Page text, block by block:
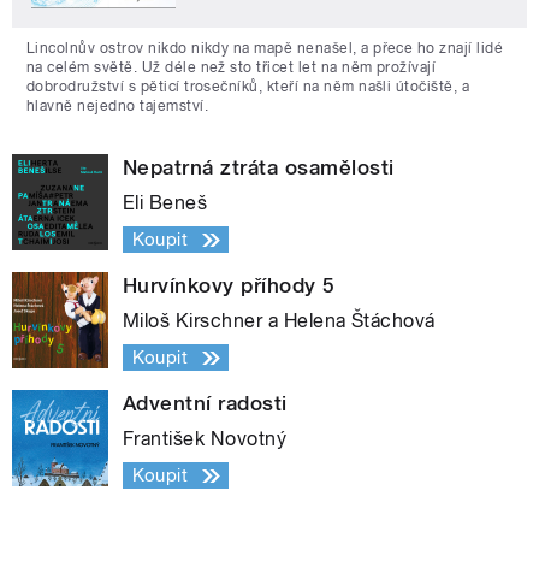
Lincolnův ostrov nikdo nikdy na mapě nenašel, a přece ho znají lidé
na celém světě. Už déle než sto třicet let na něm prožívají
dobrodružství s pěticí trosečníků, kteří na něm našli útočiště, a
hlavně nejedno tajemství.
Nepatrná ztráta osamělosti
Eli Beneš
Koupit
Hurvínkovy příhody 5
Miloš Kirschner a Helena Štáchová
Koupit
Adventní radosti
František Novotný
Koupit